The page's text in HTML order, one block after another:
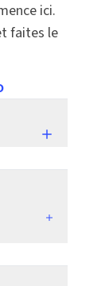
ici.
faites le